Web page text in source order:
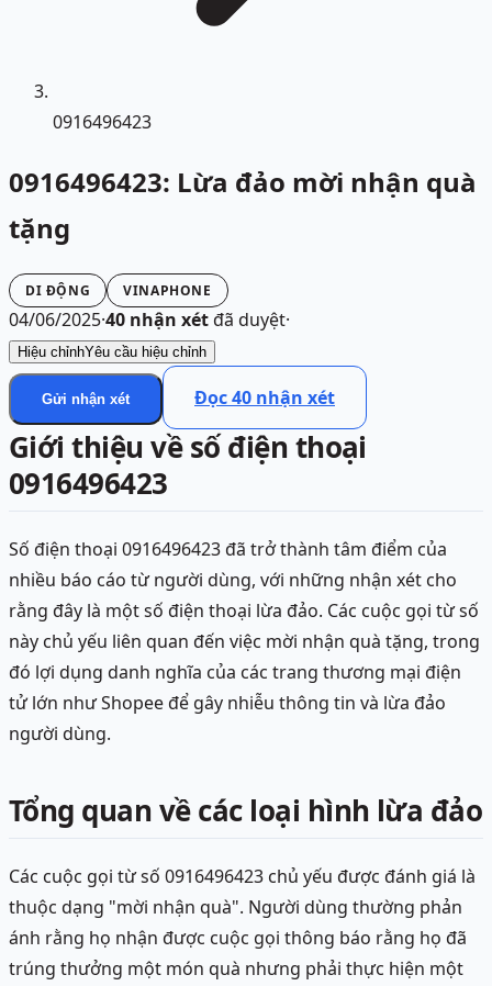
0916496423
0916496423: Lừa đảo mời nhận quà
tặng
DI ĐỘNG VINAPHONE
04/06/2025·40 nhận xétđã duyệt·
Hiệu chỉnhYêu cầu hiệu chỉnh
Gửi nhận xét Đọc40 nhận xét
Giới thiệu về số điện thoại
0916496423
Số điện thoại 0916496423 đã trở thành tâm điểm của
nhiều báo cáo từ người dùng, với những nhận xét cho
rằng đây là một số điện thoại lừa đảo. Các cuộc gọi từ số
này chủ yếu liên quan đến việc mời nhận quà tặng, trong
đó lợi dụng danh nghĩa của các trang thương mại điện
tử lớn như Shopee để gây nhiễu thông tin và lừa đảo
người dùng.
Tổng quan về các loại hình lừa đảo
Các cuộc gọi từ số 0916496423 chủ yếu được đánh giá là
thuộc dạng "mời nhận quà". Người dùng thường phản
ánh rằng họ nhận được cuộc gọi thông báo rằng họ đã
trúng thưởng một món quà nhưng phải thực hiện một